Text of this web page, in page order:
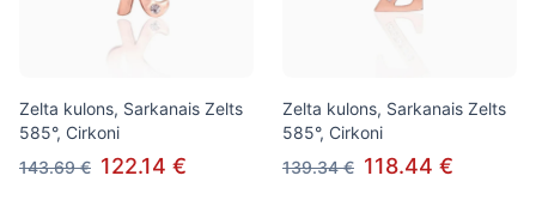
Zelta kulons, Sarkanais Zelts
585°, Cirkoni
143.69 € 122.14 €
Zelta kulons, Sarkanais Zelts
585°, Cirkoni
139.34 € 118.44 €